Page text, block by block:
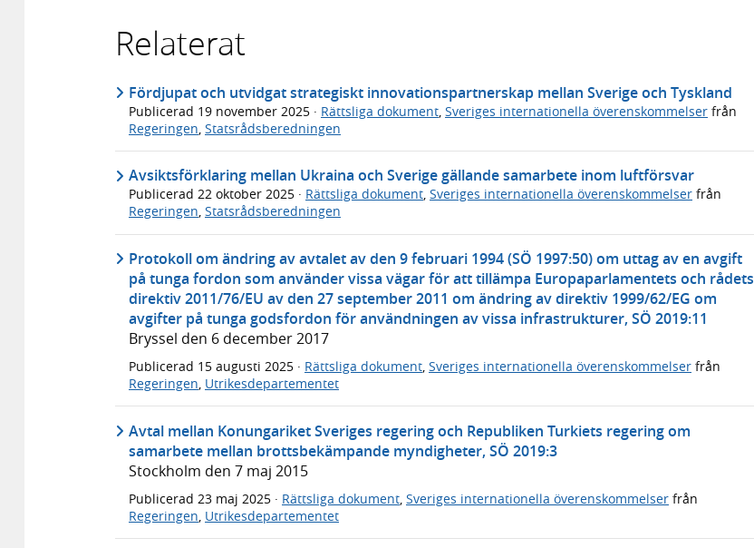
Relaterat
Fördjupat och utvidgat strategiskt innovationspartnerskap mellan Sverige och Tyskland
Publicerad 19 november 2025 · Rättsliga dokument Sveriges internationella överenskommelser från
Regeringen Statsrådsberedningen
Avsiktsförklaring mellan Ukraina och Sverige gällande samarbete inom luftförsvar
Publicerad 22 oktober 2025 · Rättsliga dokument, Sveriges internationella överenskommelser från
Regeringen, Statsrådsberedningen
Protokoll om ändring av avtalet av den 9 februari 1994 (SÖ 1997:50) om uttag av en avgift
på tunga fordon som använder vissa vägar för att tillämpa Europaparlamentets och rådets
direktiv 2011/76/EU av den 27 september 2011 om ändring av direktiv 1999/62/EG om
avgifter på tunga godsfordon för användningen av vissa infrastrukturer, SÖ 2019:11
Bryssel den 6 december 2017
Publicerad 15 augusti 2025 · Rättsliga dokument, Sveriges internationella överenskommelser från
Regeringen, Utrikesdepartementet
Avtal mellan Konungariket Sveriges regering och Republiken Turkiets regering om
samarbete mellan brottsbekämpande myndigheter, SÖ 2019:3
Stockholm den 7 maj 2015
Publicerad 23 maj 2025 · Rättsliga dokument Sveriges internationella överenskommelser från
Regeringen Utrikesdepartementet